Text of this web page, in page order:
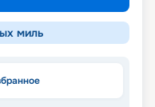
миль